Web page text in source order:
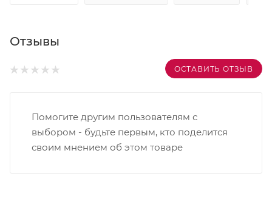
Отзывы
ОСТАВИТЬ ОТЗЫВ
Помогите другим пользователям с
выбором - будьте первым, кто поделится
своим мнением об этом товаре